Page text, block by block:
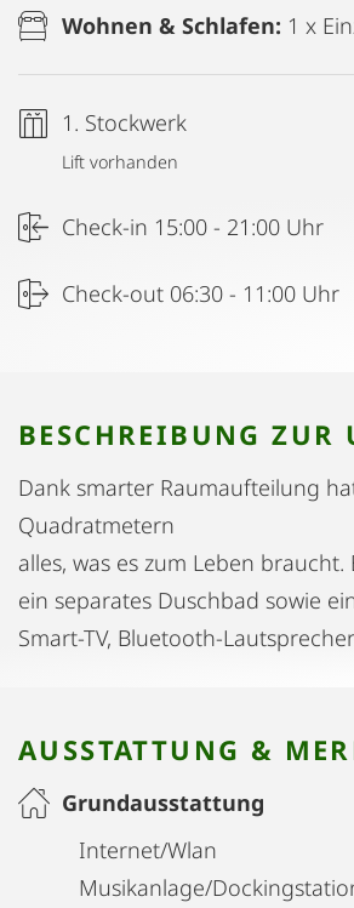
Wohnen & Schlafen: 1 x
1. Stockwerk
Lift vorhanden
Check-in 15:00 - 21:00 Uhr
Check-out 06:30 - 11:00 Uhr
BESCHREIBUNG ZUR
Dank smarter Raumaufteilung
Quadratmetern
alles, was es zum Leben
ein separates Duschbad sowie
Smart-TV, Bluetooth-
AUSSTATTUNG &
Grundausstattung
Internet/Wlan
Musikanlage/